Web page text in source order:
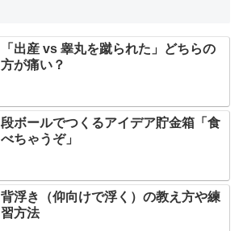
「出産 vs 睾丸を蹴られた」どちらの
方が痛い？
段ボールでつくるアイデア貯金箱「食
べちゃうぞ」
背浮き（仰向けで浮く）の教え方や練
習方法